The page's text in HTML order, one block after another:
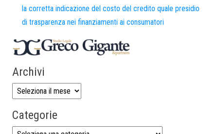
la corretta indicazione del costo del credito quale presidio
di trasparenza nei finanziamenti ai consumatori
Archivi
Categorie